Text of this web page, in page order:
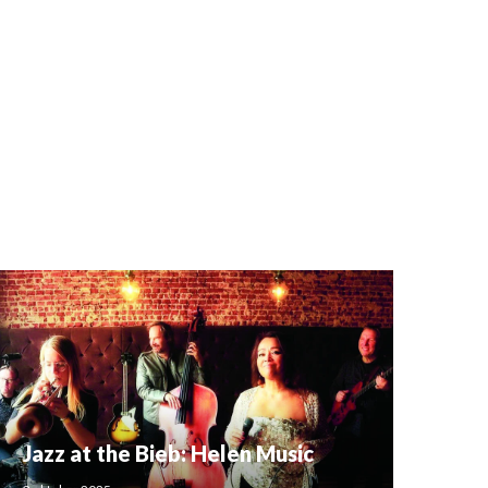
Jazz at the Bieb: Helen Music